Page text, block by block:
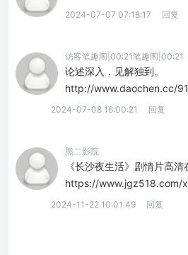
2024-07-07 07:18:17 回复
访客笔趣阁|00:21笔趣阁|00:21
论述深入，见解独到。
http://www.daochen.cc/
2024-07-08 16:00:21 回复
熊二影院
《长沙夜生活》剧情片高清
https://www.jgz518.com/
2024-11-22 10:01:49 回复